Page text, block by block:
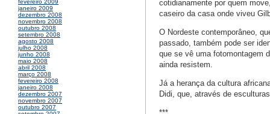
fevereiro 2009
janeiro 2009
dezembro 2008
novembro 2008
outubro 2008
setembro 2008
agosto 2008
julho 2008
junho 2008
maio 2008
abril 2008
março 2008
fevereiro 2008
janeiro 2008
dezembro 2007
novembro 2007
outubro 2007
cotidianamente por quem
caseiro da casa onde viveu
O Nordeste contemporâneo,
passado, também pode ser
que se vê uma fotomontagem
ainda resistem.
Já a herança da cultura
Didi, que, através de